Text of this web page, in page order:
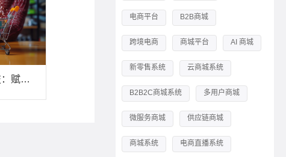
供应链金融科技：赋能产业链的“双链联动”模式与数字化转型实践
电商平台 B2B商城
跨境电商 商城平台 AI 商城
新零售系统 云商城系统
B2B2C商城系统 多用户商城
微服务商城 供应链商城
商城系统 电商直播系统